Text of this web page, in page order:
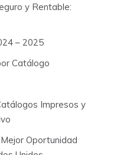
y Rentable:
– 2025
Catálogo
Impresos y
Oportunidad